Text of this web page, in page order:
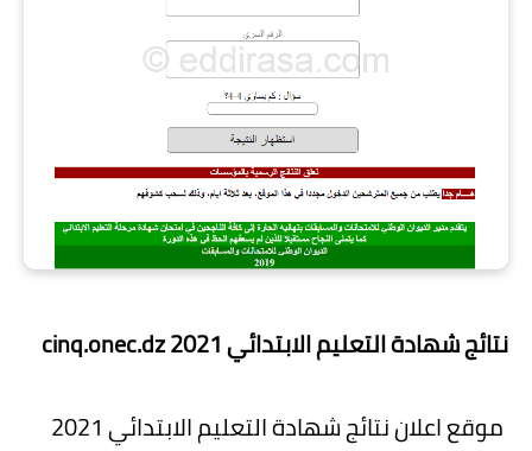
نتائج شهادة التعليم الابتدائي 2021 cinq.onec.dz
موقع اعلان نتائج شهادة التعليم الابتدائي 2021